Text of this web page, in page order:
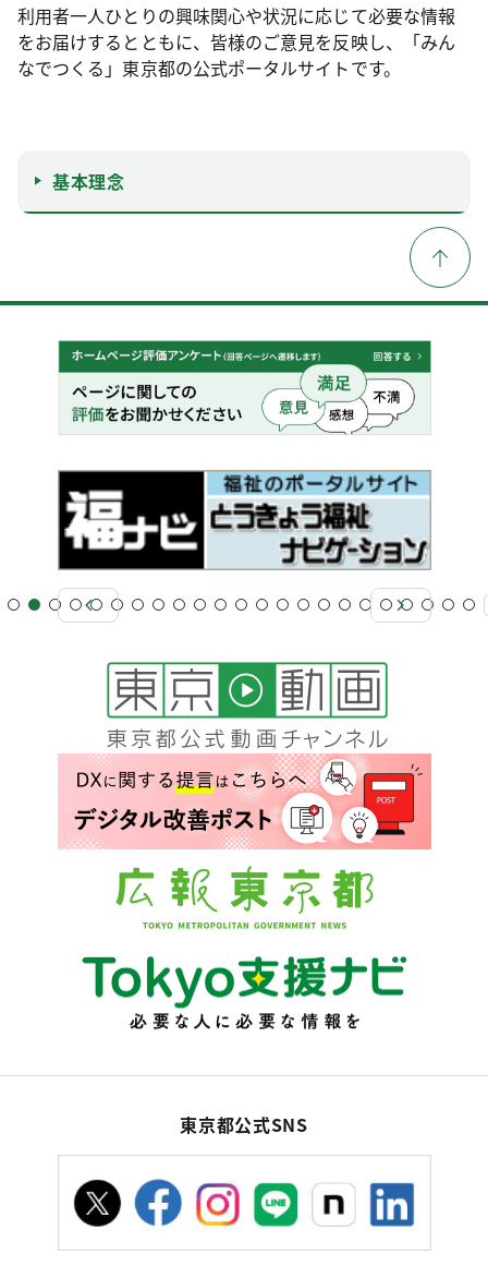
利用者一人ひとりの興味関心や状況に応じて必要な情報
をお届けするとともに、皆様のご意見を反映し、「みん
なでつくる」東京都の公式ポータルサイトです。
基本理念
東京都公式SNS